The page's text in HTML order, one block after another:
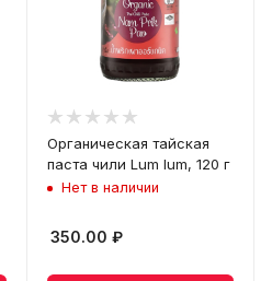
Органическая тайская
паста чили Lum lum, 120 г
Нет в наличии
350.00 ₽